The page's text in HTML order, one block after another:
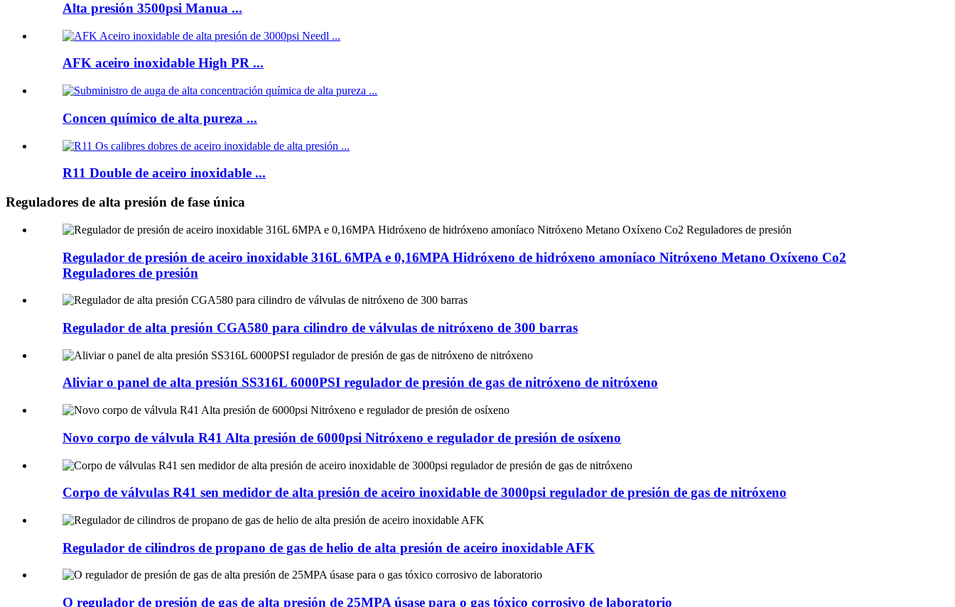
Alta presión 3500psi Manua ...
AFK aceiro inoxidable High PR ...
Concen químico de alta pureza ...
R11 Double de aceiro inoxidable ...
Reguladores de alta presión de fase única
Regulador de presión de aceiro inoxidable 316L 6MPA e 0,16MPA Hidróxeno de hidróxeno amoníaco Nitróxeno Metano Oxíxeno Co2
Reguladores de presión
Regulador de alta presión CGA580 para cilindro de válvulas de nitróxeno de 300 barras
Aliviar o panel de alta presión SS316L 6000PSI regulador de presión de gas de nitróxeno de nitróxeno
Novo corpo de válvula R41 Alta presión de 6000psi Nitróxeno e regulador de presión de osíxeno
Corpo de válvulas R41 sen medidor de alta presión de aceiro inoxidable de 3000psi regulador de presión de gas de nitróxeno
Regulador de cilindros de propano de gas de helio de alta presión de aceiro inoxidable AFK
O regulador de presión de gas de alta presión de 25MPA úsase para o gas tóxico corrosivo de laboratorio